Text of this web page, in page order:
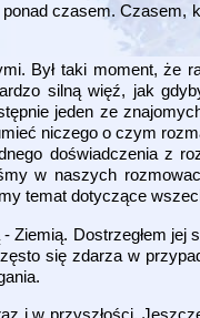
czasem. Czasem,
Był taki moment, że
silną więź, jak
jeden ze
niczego o czym
doświadczenia z
w naszych
temat dotyczące
Dostrzegłem jej
się zdarza w